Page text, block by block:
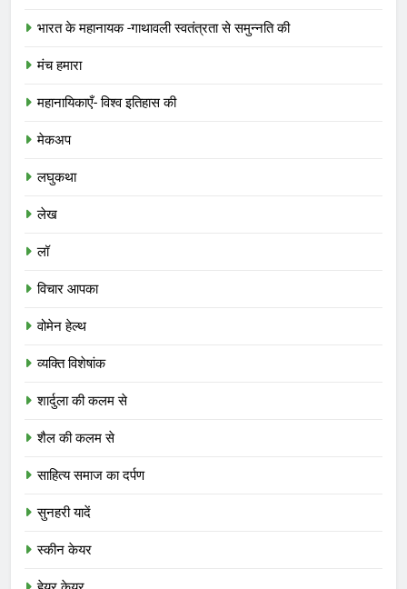
भारत के महानायक -गाथावली स्वतंत्रता से समुन्नति की
मंच हमारा
महानायिकाएँ- विश्व इतिहास की
मेकअप
लघुकथा
लेख
लॉ
विचार आपका
वोमेन हेल्थ
व्यक्ति विशेषांक
शार्दुला की कलम से
शैल की कलम से
साहित्य समाज का दर्पण
सुनहरी यादें
स्कीन केयर